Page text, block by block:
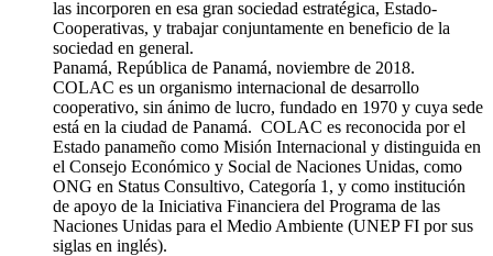
las incorporen en esa gran sociedad estratégica, Estado-
Cooperativas, y trabajar conjuntamente en beneficio de la
sociedad en general.
Panamá, República de Panamá, noviembre de 2018.
COLAC es un organismo internacional de desarrollo
cooperativo, sin ánimo de lucro, fundado en 1970 y cuya sede
está en la ciudad de Panamá. COLAC es reconocida por el
Estado panameño como Misión Internacional y distinguida en
el Consejo Económico y Social de Naciones Unidas, como
ONG en Status Consultivo, Categoría 1, y como institución
de apoyo de la Iniciativa Financiera del Programa de las
Naciones Unidas para el Medio Ambiente (UNEP FI por sus
siglas en inglés).